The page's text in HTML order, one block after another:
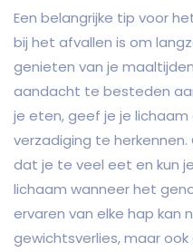
Een belangrijke tip voor
bij het afvallen is om
genieten van je
aandacht te besteden
je eten, geef je je
verzadiging te
dat je te veel eet en kun
lichaam wanneer het
ervaren van elke hap kan
gewichtsverlies, maar